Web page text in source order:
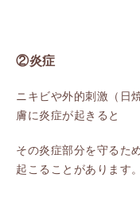
②炎症
ニキビや外的刺激（日
膚に炎症が起きると
その炎症部分を守るた
起こることがあります。